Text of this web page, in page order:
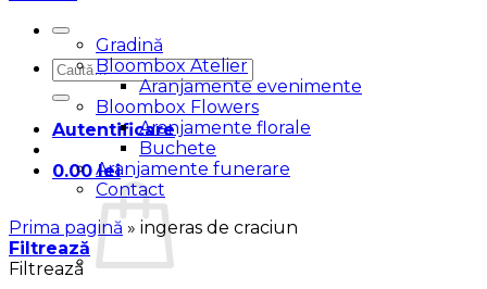
Caută
după:
Autentificare
0.00lei
Gradină
Bloombox Atelier
Aranjamente evenimente
Bloombox Flowers
Aranjamente florale
Buchete
Aranjamente funerare
Contact
Prima pagină » ingeras de craciun
Filtrează
Filtrează